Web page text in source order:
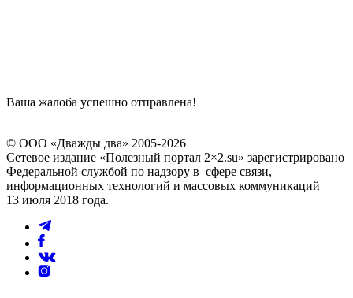
Ваша жалоба успешно отправлена!
© ООО «Дважды два» 2005-2026
Сетевое издание «Полезный портал 2×2.su» зарегистрировано
Федеральной службой по надзору в сфере связи,
информационных технологий и массовых коммуникаций
13 июля 2018 года.